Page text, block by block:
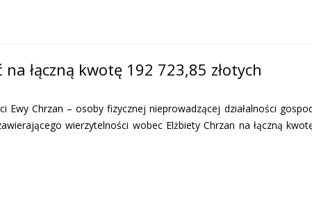
łączną kwotę 192 723,85 złotych
Ewy Chrzan – osoby fizycznej nieprowadzącej działalności
wierzytelności wobec Elżbiety Chrzan na łączną